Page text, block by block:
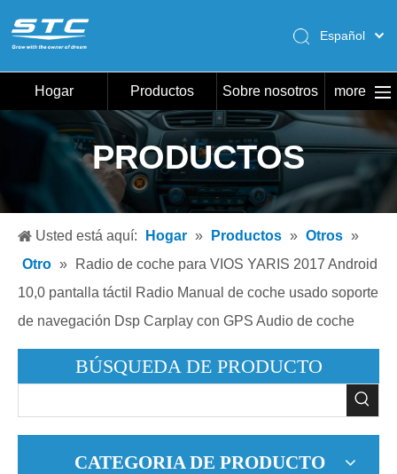
Hogar
Productos
Sobre nosotros
Descargar
Noticias
Contáctenos
Español
Pусский
Português
Hogar Productos Sobre nosotros more
PRODUCTOS
Usted está aquí: Hogar » Productos » Otros »
Otro »
Radio de coche para VIOS YARIS 2017 Android
10,0 pantalla táctil Radio Manual de coche usado soporte
de navegación Dsp Carplay con GPS Audio de coche
BÚSQUEDA DE PRODUCTO
CATEGORIA DE PRODUCTO